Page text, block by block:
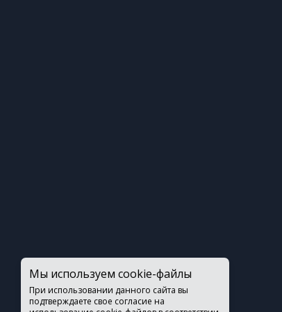
Мы используем cookie-файлы
При использовании данного сайта вы
подтверждаете свое согласие на